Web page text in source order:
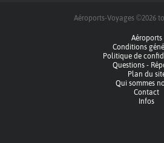
Aéroports-Voyages ©2026
Aéroports
Conditions
Politique de
Questions -
Plan du
Qui sommes
Contact
Infos